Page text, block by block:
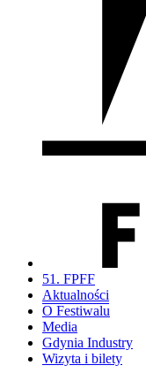
51. FPFF
Aktualności
O Festiwalu
Media
Gdynia Industry
Wizyta i bilety